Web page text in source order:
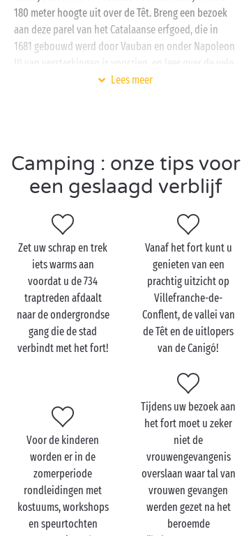
180 meter hoogte uit over de Têt. Breng een bezoek
aan deze parel van het Catalaanse erfgoed, die in
1681 gebouwd werd door Vauban en onder Napoleon
III van versterkingen is voorzien, en leer over de vele
geheimen van de geschiedenis die besloten zijn
de historische reconstructies in de dertien zalen van
het Fort Libéria en kunt u uw bezoek vereeuwigen
met foto’s van het panoramische uitzicht die zo op
dan kunt u zelfs een interactieve rondleiding volgen
met leuke anekdotes en demonstraties! Met uw
hoofd vol mooie beelden en anekdotes over het Fort
Libéria keert u met nieuwe herinneringen terug naar
de camping. En om deze excursie goed af te sluiten,
nodigt Sandaya u uit voor een debriefing in het
restaurant van de camping.
Bezoek het Fort Libéria
met de hele familie
Brengt u de zomervakantie door in de buurt van
Torreillesin de Pyrénées-Orientales metuw familie,
plan dan een dagje in voor een bezoek aan
Villefranche-de-Conflent, meer bepaald naar het Fort
Libéria dat niet ver is van uw
4-sterrencampingof 5-
sterrencamping.
Lees meer
Camping : onze tips voor
een geslaagd verblijf
Zet uw schrap en trek
iets warms aan
voordat u de 734
traptreden afdaalt
naar de ondergrondse
gang die de stad
verbindt met het fort!
Vanaf het fort kunt u
genieten van een
prachtig uitzicht op
Villefranche-de-
Conflent, de vallei van
de Têt en de uitlopers
van de Canigó!
Voor de kinderen
worden er in de
zomerperiode
rondleidingen met
kostuums, workshops
en speurtochten
Tijdens uw bezoek aan
het fort moet u zeker
niet de
vrouwengevangenis
overslaan waar tal van
vrouwen gevangen
werden gezet na het
beroemde